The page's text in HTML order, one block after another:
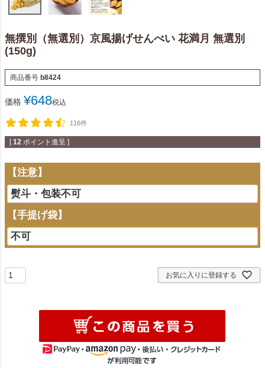
無撰別（無選別）京風揚げせんべい 花満月 無選別
(150g)
商品番号 b8424
価格 ¥648税込
116件
[ 12 ポイント進呈 ]
【注意】
【手提げ袋】
お気に入りに登録する